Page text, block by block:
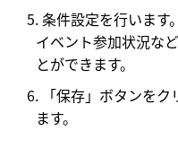
条件設定を行います
イベント参加状況な
とができます。
「保存」ボタンを
ます。